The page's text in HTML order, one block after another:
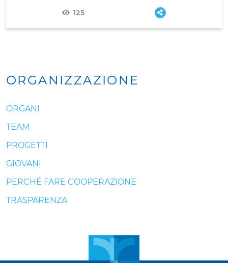
125
ORGANIZZAZIONE
ORGANI
TEAM
PROGETTI
GIOVANI
PERCHÉ FARE COOPERAZIONE
TRASPARENZA